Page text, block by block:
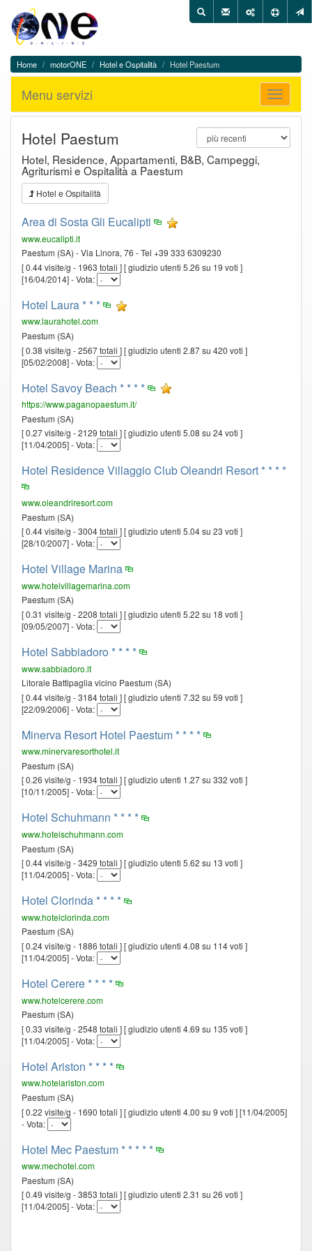
One
On
Line
-
motorONE,
WEB
Directory
del
Cilento
Utilità
Cerca
One
LineMenu
di
navigazione
Home motorONE Hotel e Ospitalità Hotel Paestum
Menu
servizi
Apri
menu
Menu servizi
Hotel Paestum
Hotel, Residence, Appartamenti, B&B, Campeggi,
Agriturismi e Ospitalità a Paestum
Hotel e Ospitalità
Area di Sosta Gli Eucalipti
www.eucalipti.it
Paestum (SA) - Via Linora, 76 - Tel +39 333 6309230
[ 0.44 visite/g - 1963 totali ] [ giudizio utenti 5.26 su 19 voti ]
[16/04/2014] - Vota:
Hotel Laura * * *
www.laurahotel.com
Paestum (SA)
[ 0.38 visite/g - 2567 totali ] [ giudizio utenti 2.87 su 420 voti ]
[05/02/2008] - Vota:
Hotel Savoy Beach * * * *
https://www.paganopaestum.it/
Paestum (SA)
[ 0.27 visite/g - 2129 totali ] [ giudizio utenti 5.08 su 24 voti ]
[11/04/2005] - Vota:
Hotel Residence Villaggio Club Oleandri Resort * * * *
www.oleandriresort.com
Paestum (SA)
[ 0.44 visite/g - 3004 totali ] [ giudizio utenti 5.04 su 23 voti ]
[28/10/2007] - Vota:
Hotel Village Marina
www.hotelvillagemarina.com
Paestum (SA)
[ 0.31 visite/g - 2208 totali ] [ giudizio utenti 5.22 su 18 voti ]
[09/05/2007] - Vota:
Hotel Sabbiadoro * * * *
www.sabbiadoro.it
Litorale Battipaglia vicino Paestum (SA)
[ 0.44 visite/g - 3184 totali ] [ giudizio utenti 7.32 su 59 voti ]
[22/09/2006] - Vota:
Minerva Resort Hotel Paestum * * * *
www.minervaresorthotel.it
Paestum (SA)
[ 0.26 visite/g - 1934 totali ] [ giudizio utenti 1.27 su 332 voti ]
[10/11/2005] - Vota:
Hotel Schuhmann * * * *
www.hotelschuhmann.com
Paestum (SA)
[ 0.44 visite/g - 3429 totali ] [ giudizio utenti 5.62 su 13 voti ]
[11/04/2005] - Vota:
Hotel Clorinda * * * *
www.hotelclorinda.com
Paestum (SA)
[ 0.24 visite/g - 1886 totali ] [ giudizio utenti 4.08 su 114 voti ]
[11/04/2005] - Vota:
Hotel Cerere * * * *
www.hotelcerere.com
Paestum (SA)
[ 0.33 visite/g - 2548 totali ] [ giudizio utenti 4.69 su 135 voti ]
[11/04/2005] - Vota:
Hotel Ariston * * * *
www.hotelariston.com
Paestum (SA)
[ 0.22 visite/g - 1690 totali ] [ giudizio utenti 4.00 su 9 voti ] [11/04/2005]
- Vota:
Hotel Mec Paestum * * * * *
www.mechotel.com
Paestum (SA)
[ 0.49 visite/g - 3853 totali ] [ giudizio utenti 2.31 su 26 voti ]
[11/04/2005] - Vota: